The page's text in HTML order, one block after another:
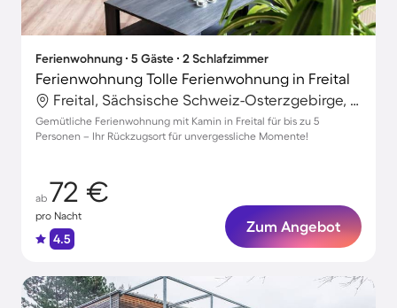
Ferienwohnung ∙ 5 Gäste ∙ 2 Schlafzimmer
Ferienwohnung Tolle Ferienwohnung in Freital
Freital, Sächsische Schweiz-Osterzgebirge, Deutschland
Gemütliche Ferienwohnung mit Kamin in Freital für bis zu 5
Personen – Ihr Rückzugsort für unvergessliche Momente!
ab 72 €
pro Nacht
4.5
Zum Angebot